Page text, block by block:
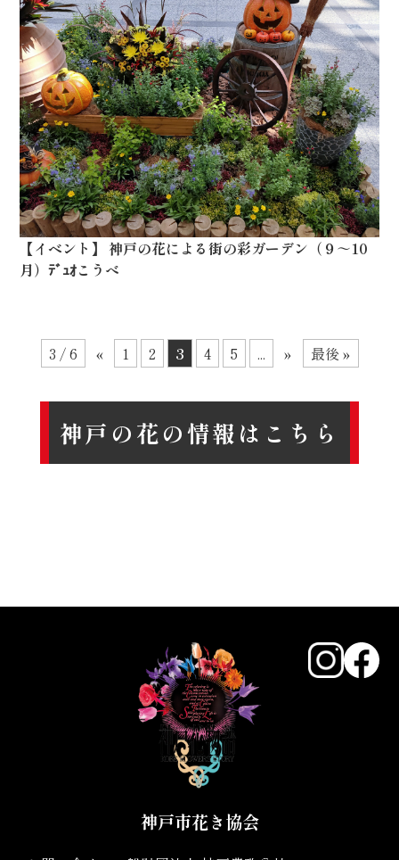
【イベント 】 神戸の花による街の彩ガーデン（９～10
月）ﾃﾞｭｵこうべ
3 / 6 « 1 2 3 4 5 ... » 最後 »
神戸の花の情報はこちら
神戸市花き協会